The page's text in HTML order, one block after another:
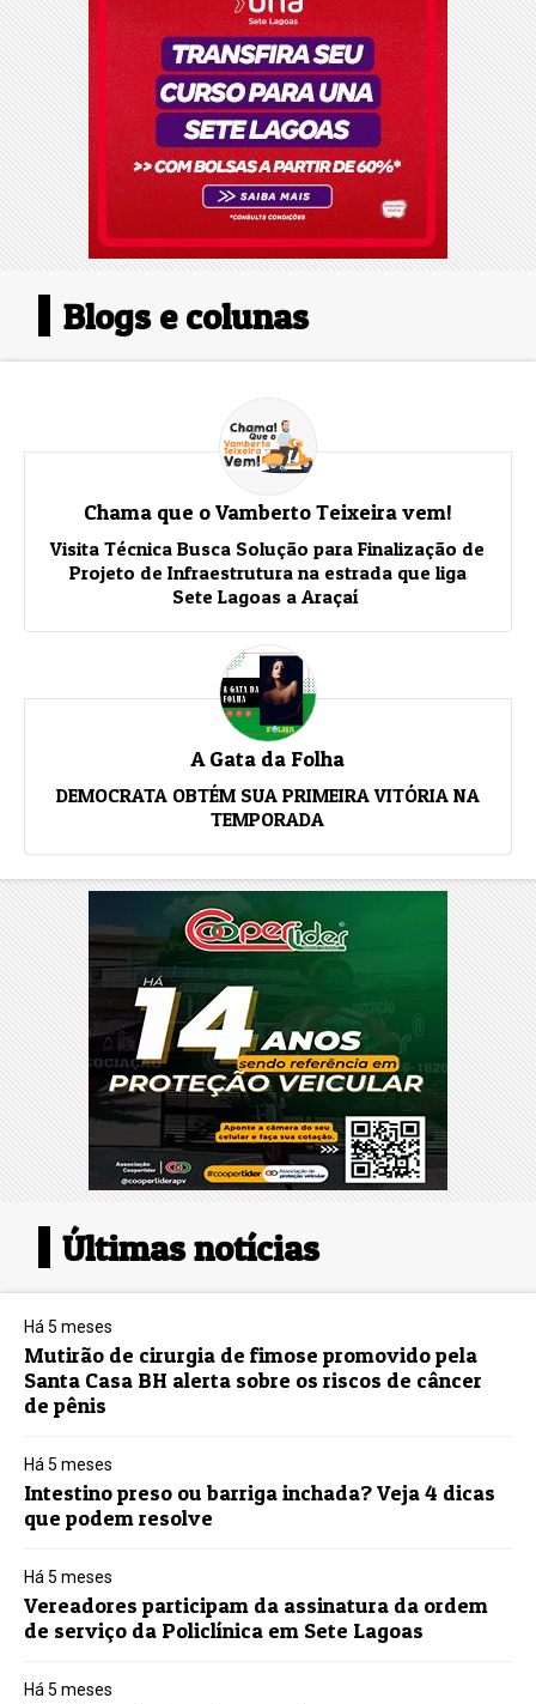
Blogs e colunas
Chama que o Vamberto Teixeira vem!
Visita Técnica Busca Solução para Finalização de
Projeto de Infraestrutura na estrada que liga
Sete Lagoas a Araçaí
A Gata da Folha
DEMOCRATA OBTÉM SUA PRIMEIRA VITÓRIA NA
TEMPORADA
Últimas notícias
Há 5 meses
Mutirão de cirurgia de fimose promovido pela
Santa Casa BH alerta sobre os riscos de câncer
de pênis
Há 5 meses
Intestino preso ou barriga inchada? Veja 4 dicas
que podem resolve
Há 5 meses
Vereadores participam da assinatura da ordem
de serviço da Policlínica em Sete Lagoas
Há 5 meses